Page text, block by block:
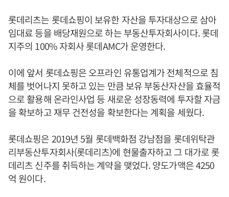
롯데리츠는 롯데쇼핑이 보유한 자산을 투자대상으로 삼아
임대료 등을 배당재원으로 하는 부동산투자회사이다. 롯데
지주의 100% 자회사 롯데AMC가 운영한다.
이에 앞서 롯데쇼핑은 오프라인 유통업계가 전체적으로 침
체를 벗어나지 못하고 있는 만큼 보유 부동산자산을 효율적
으로 활용해 온라인사업 등 새로운 성장동력에 투자할 자금
을 확보하고 재무 건전성을 확보한다는 계획을 세웠다.
롯데쇼핑은 2019년 5월 롯데백화점 강남점을 롯데위탁관
리부동산투자회사(롯데리츠)에 현물출자하고 그 대가로 롯
데리츠 신주를 취득하는 계약을 맺었다. 양도가액은 4250
억 원이다.